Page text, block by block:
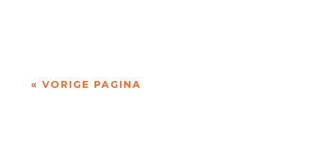
« VORIGE PAGINA